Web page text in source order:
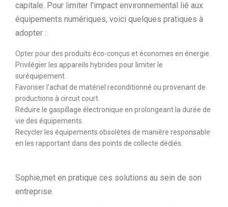
capitale. Pour limiter l'impact environnemental lié aux
équipements numériques, voici quelques pratiques à
adopter :
Opter pour des produits éco-conçus et économes en énergie.
Privilégier les appareils hybrides pour limiter le
suréquipement.
Favoriser l'achat de matériel reconditionné ou provenant de
productions à circuit court.
Réduire le gaspillage électronique en prolongeant la durée de
vie des équipements.
Recycler les équipements obsolètes de manière responsable
en les rapportant dans des points de collecte dédiés.
Sophie,met en pratique ces solutions au sein de son
entreprise.